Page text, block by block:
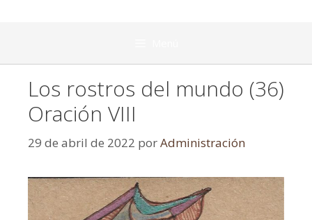
Los rostros del mundo (36)
Oración VIII
29 de abril de 2022 porAdministración